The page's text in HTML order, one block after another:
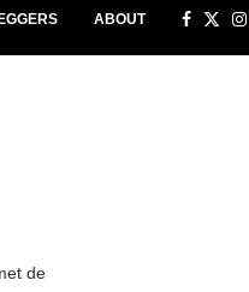
ABOUT
de